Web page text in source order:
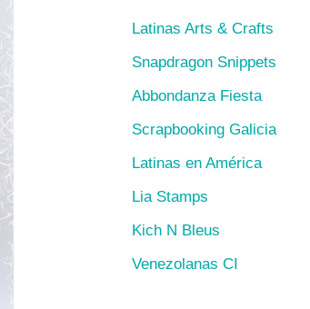
Latinas Arts & Crafts
Snapdragon Snippets
Abbondanza Fiesta
Scrapbooking Galicia
Latinas en América
Lia Stamps
Kich N Bleus
Venezolanas CI